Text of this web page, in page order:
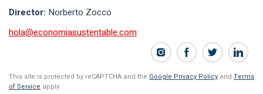
Director: Norberto Zocco
hola@economiasustentable.com
This site is protected by reCAPTCHA and the Google Privacy Policy and Terms
of Service apply.